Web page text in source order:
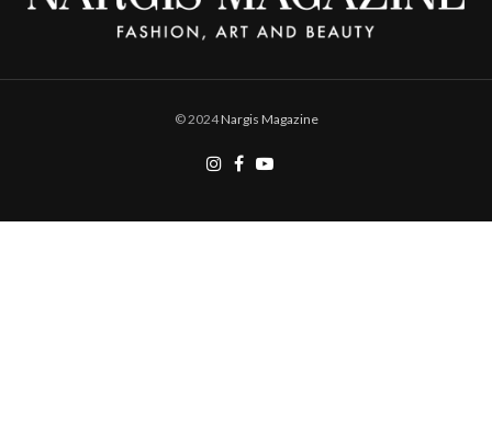
© 2024Nargis Magazine